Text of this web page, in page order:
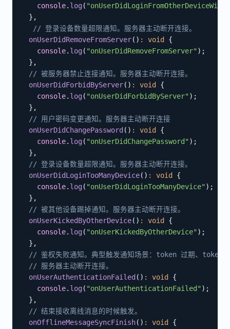
console. log(
} ,
// 登录设备数量超限通知。服务器主动断开连接。
onUserDidRemoveFromServer( ) : void
{
console. log( "onUserDidRemoveFromServer" ) ;
} ,
// 被服务器禁止连接通知。服务器主动断开连接。
onUserDidForbidByServer( ) : void
{
console. log( "onUserDidForbidByServer" ) ;
} ,
// 用户密码变更通知。服务器主动断开连接
onUserDidChangePassword ( ) : void
{
console. log( "onUserDidChangePassword" ) ;
} ,
// 登录设备数量超限通知。服务器主动断开连接。
onUserDidLoginTooManyDevice( ) : void
{
console. log( "onUserDidLoginTooManyDevice" ) ;
} ,
// 被其他设备踢掉通知。服务器主动断开连接。
onUserKickedByOtherDevice( ) : void
{
console. log( "onUserKickedByOtherDevice" ) ;
} ,
// 鉴权失败通知。典型触发通知场景：token 过期、token
// 服务器主动断开连接。
onUserAuthenticationFailed ( ) : void
{
console. log( "onUserAuthenticationFailed" ) ;
} ,
// 结束接收离线消息的时候触发。
onOfflineMessageSyncFinish( ) : void
{